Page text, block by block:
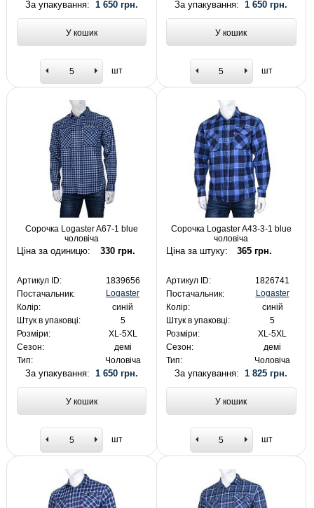
За упакування: 1 650 грн.
У кошик
шт
За упакування:1 650 грн.
У кошик
шт
Сорочка Logaster A67-1 blue
чоловіча
Ціна за одиницю: 330 грн.
Артикул ID:
1839656
Постачальник:
Logaster
Колір:
синій
Штук в упаковці:
5
Розміри:
XL-5XL
Сезон:
демі
Тип:
Чоловіча
За упакування: 1 650 грн.
У кошик
шт
Сорочка Logaster A43-3-1 blue
чоловіча
Ціна за штуку: 365 грн.
Артикул ID:
1826741
Постачальник:
Logaster
Колір:
синій
Штук в упаковці:
5
Розміри:
XL-5XL
Сезон:
демі
Тип:
Чоловіча
За упакування:1 825 грн.
У кошик
шт